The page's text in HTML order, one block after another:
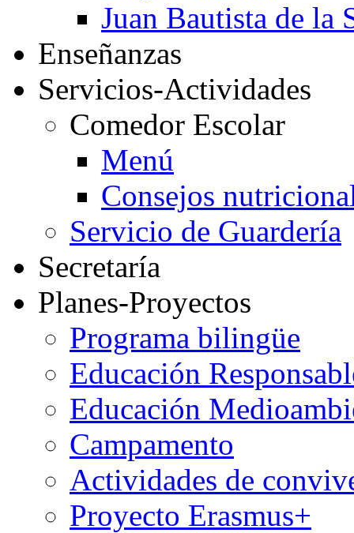
Juan Bautista de la
Enseñanzas
Servicios-Actividades
Comedor Escolar
Menú
Consejos
Servicio de Guardería
Secretaría
Planes-Proyectos
Programa bilingüe
Educación
Educación
Campamento
Actividades de
Proyecto Erasmus+